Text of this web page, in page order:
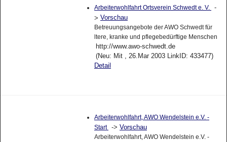
Arbeiterwohlfahrt Ortsverein Schwedt e. V. -
> Vorschau
Betreuungsangebote der AWO Schwedt für
ltere, kranke und pflegebedürftige Menschen
http://www.awo-schwedt.de
(Neu: Mit , 26.Mar 2003 LinkID: 433477)
Detail
Arbeiterwohlfahrt, AWO Wendelstein e.V. -
Start -> Vorschau
Arbeiterwohlfahrt, AWO Wendelstein e.V. -